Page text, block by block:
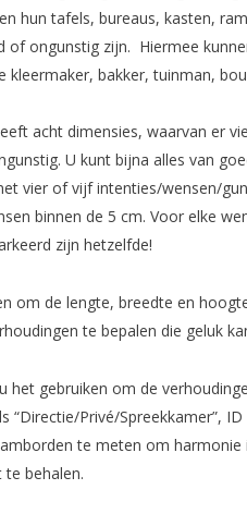
hun tafels, bureaus, kasten,
of ongunstig zijn. Hiermee
kleermaker, bakker, tuinman,
acht dimensies, waarvan er
U kunt bijna alles van
vier of vijf intenties/wensen/
binnen de 5 cm. Voor elke
zijn hetzelfde!
om de lengte, breedte en
te bepalen die geluk
het gebruiken om de
“Directie/Privé/Spreekkamer”,
te meten om
behalen.